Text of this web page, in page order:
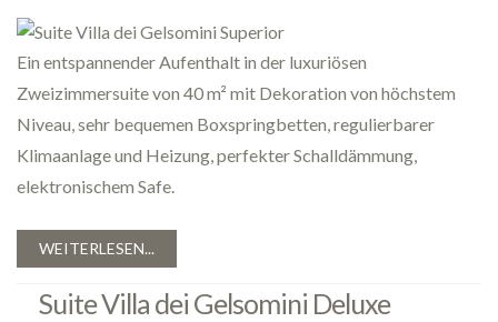
Ein entspannender Aufenthalt in der luxuriösen
Zweizimmersuite von 40 m² mit Dekoration von höchstem
Niveau, sehr bequemen Boxspringbetten, regulierbarer
Klimaanlage und Heizung, perfekter Schalldämmung,
elektronischem Safe.
WEITERLESEN...
Suite Villa dei Gelsomini Deluxe